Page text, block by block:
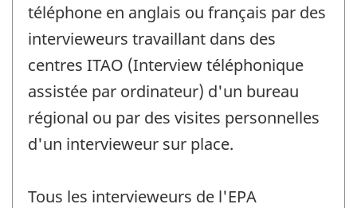
téléphone en anglais ou français par des
intervieweurs travaillant dans des
centres ITAO (Interview téléphonique
assistée par ordinateur) d'un bureau
régional ou par des visites personnelles
d'un intervieweur sur place.
Tous les intervieweurs de l'EPA